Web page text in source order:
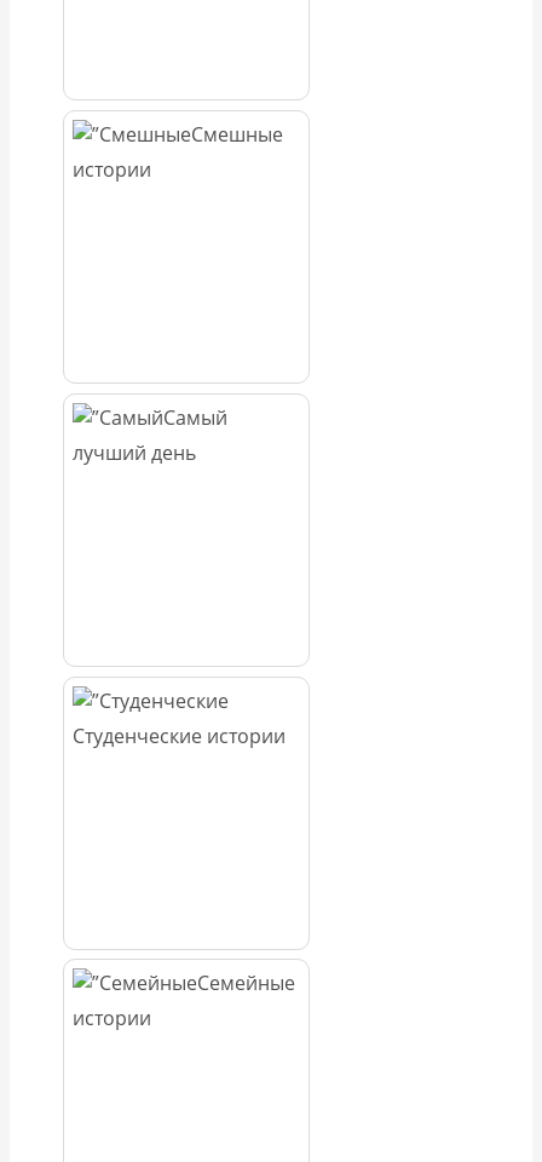
Смешные
истории
Самый
лучший день
Студенческие истории
Семейные
истории